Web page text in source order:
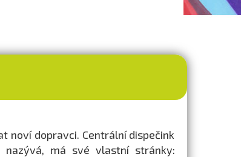
noví dopravci. Centrální dispečink
nazývá, má své vlastní stránky: